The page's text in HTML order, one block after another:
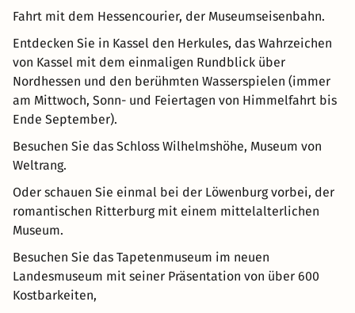
Fahrt mit dem Hessencourier, der Museumseisenbahn.
Entdecken Sie in Kassel den Herkules, das Wahrzeichen
von Kassel mit dem einmaligen Rundblick über
Nordhessen und den berühmten Wasserspielen (immer
am Mittwoch, Sonn- und Feiertagen von Himmelfahrt bis
Ende September).
Besuchen Sie das Schloss Wilhelmshöhe, Museum von
Weltrang.
Oder schauen Sie einmal bei der Löwenburg vorbei, der
romantischen Ritterburg mit einem mittelalterlichen
Museum.
Besuchen Sie das Tapetenmuseum im neuen
Landesmuseum mit seiner Präsentation von über 600
Kostbarkeiten,